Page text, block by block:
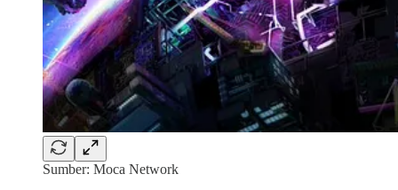
Sumber: Moca Network